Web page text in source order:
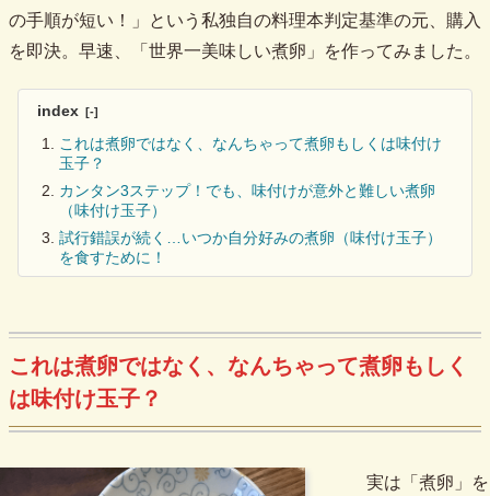
の手順が短い！」という私独自の料理本判定基準の元、購入
を即決。早速、「世界一美味しい煮卵」を作ってみました。
index
これは煮卵ではなく、なんちゃって煮卵もしくは味付け
玉子？
カンタン3ステップ！でも、味付けが意外と難しい煮卵
（味付け玉子）
試行錯誤が続く…いつか自分好みの煮卵（味付け玉子）
を食すために！
これは煮卵ではなく、なんちゃって煮卵もしく
は味付け玉子？
実は「煮卵」を